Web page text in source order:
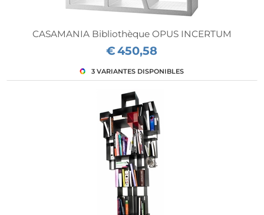
CASAMANIA Bibliothèque OPUS INCERTUM
€450,58